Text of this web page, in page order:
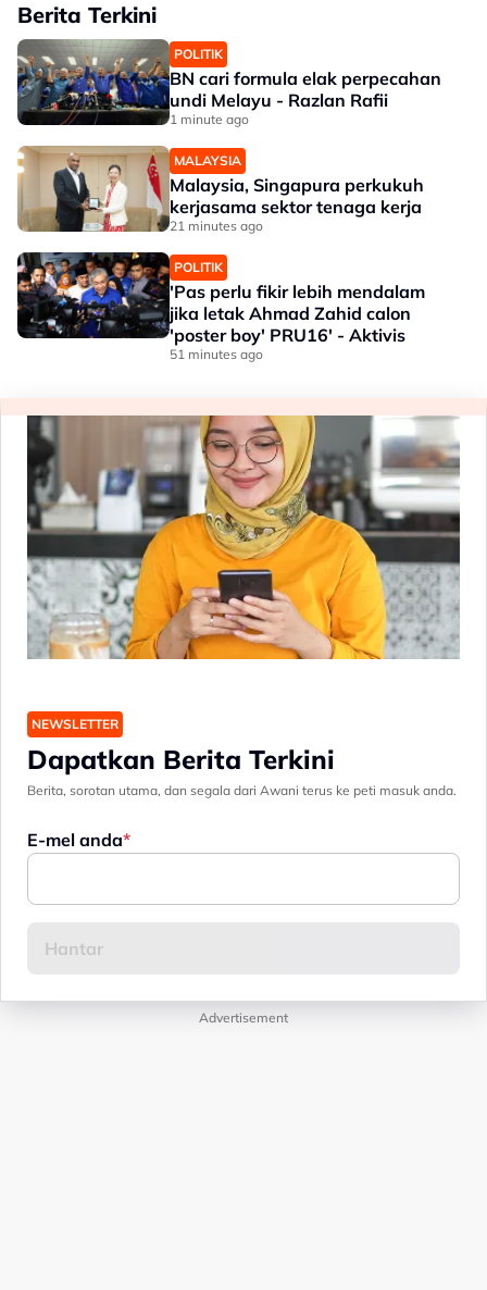
Berita Terkini
POLITIK
BN cari formula elak perpecahan
undi Melayu - Razlan Rafii
1 minute ago
MALAYSIA
Malaysia, Singapura perkukuh
kerjasama sektor tenaga kerja
21 minutes ago
POLITIK
'Pas perlu fikir lebih mendalam
jika letak Ahmad Zahid calon
'poster boy' PRU16' - Aktivis
51 minutes ago
NEWSLETTER
Dapatkan Berita Terkini
Berita, sorotan utama, dan segala dari Awani terus ke peti masuk anda.
E-mel anda
Advertisement